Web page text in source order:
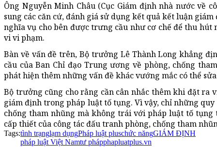
Ông Nguyễn Minh Châu (Cục Giám định nhà nước
sung các căn cứ, đánh giá sử dụng kết quả kết luận
nghĩa vụ cho bên được trưng cầu như cơ chế để thu
vi vi phạm.
Bàn về vấn đề trên, Bộ trưởng Lê Thành Long khẳng
cầu của Ban Chỉ đạo Trung ương về phòng, chống
phát hiện thêm những vấn đề khác vướng mắc có thể
Bộ trưởng cũng cho rằng cần cân nhắc thêm khi đặt ra
giám định trong pháp luật tố tụng. Vì vậy, chỉ những
chống tham nhũng mà không trái với pháp luật tố
cấp thiết của công tác đấu tranh phòng, chống tham
Tags:tình trạnglạm dụngPháp luật pluschức năngGIÁM ĐỊNH
pháp luật Việt Namtư phápphapluatplus.vn